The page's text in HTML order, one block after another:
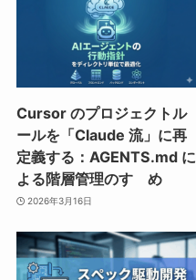
Cursor のプロジェクトル
ールを「Claude 流」に再
定義する：AGENTS.md に
よる階層管理のすゝめ
2026年3月16日